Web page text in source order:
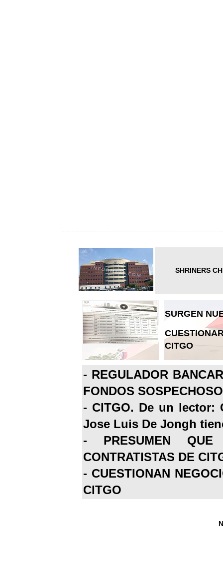
SHRINERS
SURGEN
CITGO
- REGULADOR
FONDOS
- CITGO. De un lector:
Jose Luis De Jongh
- PRESUMEN
CONTRATISTAS DE
- CUESTIONAN
CITGO